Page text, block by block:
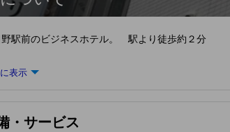
駅前のビジネスホテル。 駅より徒歩約２分
表示
・サービス